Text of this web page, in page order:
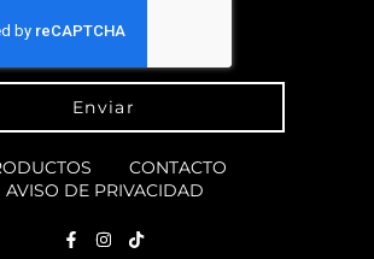
Enviar
CONTACTO
AVISO DE PRIVACIDAD